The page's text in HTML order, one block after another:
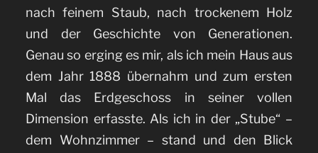
nach feinem Staub, nach trockenem Holz
und der Geschichte von Generationen.
Genau so erging es mir, als ich mein Haus aus
dem Jahr 1888 übernahm und zum ersten
Mal das Erdgeschoss in seiner vollen
Dimension erfasste. Als ich in der „Stube“ –
dem Wohnzimmer – stand und den Blick